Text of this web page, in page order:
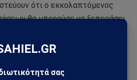
ότι ο εκκολαπτόμενος
θα μπορούσε να ξεπεράσει
συλλογικό δυτικό μπλοκ.
1947), υπήρχαν εμπορικοί